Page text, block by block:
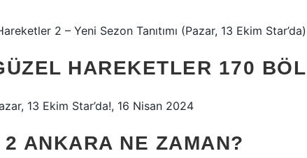
2 – Yeni Sezon Tanıtımı (Pazar, 13 Ekim
HAREKETLER 170
13 Ekim Star’da!, 16 Nisan 2024
2 ANKARA NE ZAMAN?